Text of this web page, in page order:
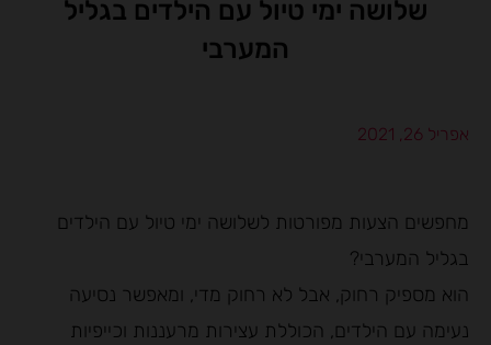
שלושה ימי טיול עם הילדים בגליל
המערבי
אפריל 26, 2021
מחפשים הצעות מפורטות לשלושה ימי טיול עם הילדים
בגליל המערבי?
הוא מספיק רחוק, אבל לא רחוק מדי, ומאפשר נסיעה
נעימה עם הילדים, הכוללת עצירות מרעננות וכייפיות